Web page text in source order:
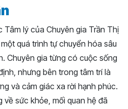
Tâm lý của Chuyên gia Trần Thị
quá trình tự chuyển hóa sâu
Chuyên gia từng có cuộc sống
nhưng bên trong tâm trí là
và cảm giác xa rời hạnh phúc.
về sức khỏe, mối quan hệ đã